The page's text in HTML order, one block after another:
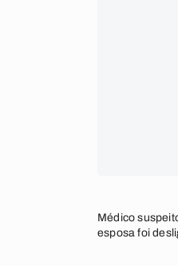
Médico
esposa foi